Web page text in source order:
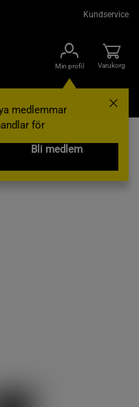
Kundservice
Min profil
medlemmar
för
Bli medlem
Varukorg